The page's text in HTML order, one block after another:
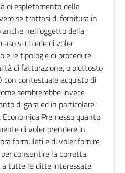
di espletamento della
se trattasi di fornitura in
nell’oggetto della
si chiede di voler
e le tipologie di procedure
di fatturazione, o piuttosto
con contestuale acquisto di
sembrerebbe invece
di gara ed in particolare
Premesso quanto
di voler prendere in
formulati e di voler fornire
consentire la corretta
a tutte le ditte interessate.